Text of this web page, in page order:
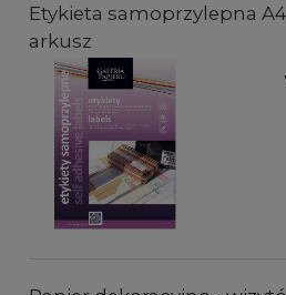
Etykieta samoprzylepna
arkusz